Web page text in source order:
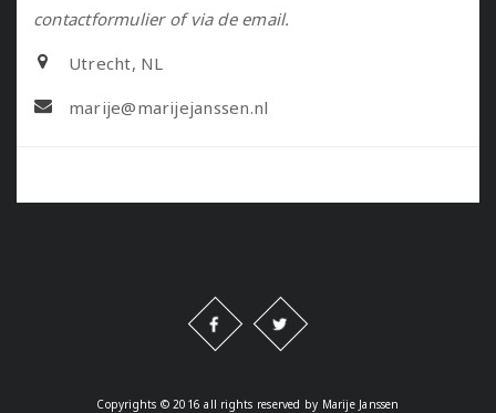
contactformulier of via de email.
Utrecht, NL
marije@marijejanssen.nl
Copyrights © 2016 all rights reserved by Marije Janssen